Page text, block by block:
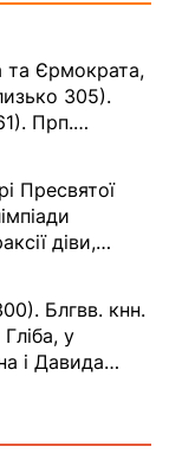
Єрмократа,
305).
Прп.
Пресвятої
діви,
Блгвв. кнн.
у
і Давида